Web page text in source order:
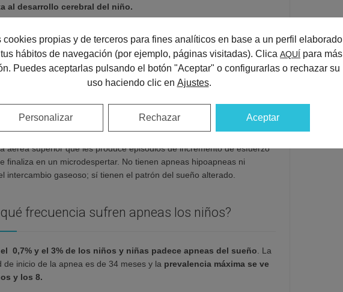
al desarrollo cerebral del niño.
los ronquidos son iguales?
tienen las mismas consecuencias.Hay que diferenciar entre apnea y
tipo de ronquido, conocido como UARS (síndrome de resistencia de la
aérea superior que les produce episodios de incremento de esfuerzo
finaliza en un microdespertar. No tienen apneas hipoapneas ni
intercambio gaseoso; sí tienen el patrón del sueño alterado.
frecuencia sufren apneas los niños?
0,7% y el 3% de los niños y niñas padece apneas del sueño . La
de inicio de la apnea es de 34 meses y la prevalencia máxima se ve
y los 8.
cookies propias y de terceros para fines analíticos en base a un perfil elaborado
hábitos de navegación (por ejemplo, páginas visitadas). Clica AQUÍ para más
Puedes aceptarlas pulsando el botón "Aceptar" o configurarlas o rechazar su
uso haciendo clic en Ajustes.
Aceptar
Rechazar
Personalizar